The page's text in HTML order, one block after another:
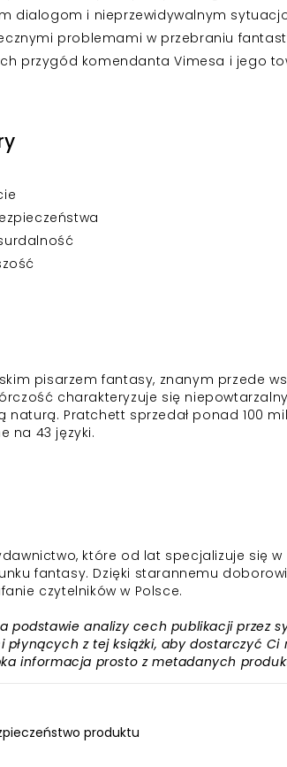
dialogom i nieprzewidywalnym
problemami w przebraniu
przygód komendanta Vimesa i jego
pisarzem fantasy, znanym przede
charakteryzuje się
naturą. Pratchett sprzedał ponad 100
na 43 języki.
które od lat specjalizuje się
fantasy. Dzięki starannemu
czytelników w Polsce.
analizy cech publikacji przez
płynących z tej książki, aby dostarczyć
informacja prosto z metadanych
produktu